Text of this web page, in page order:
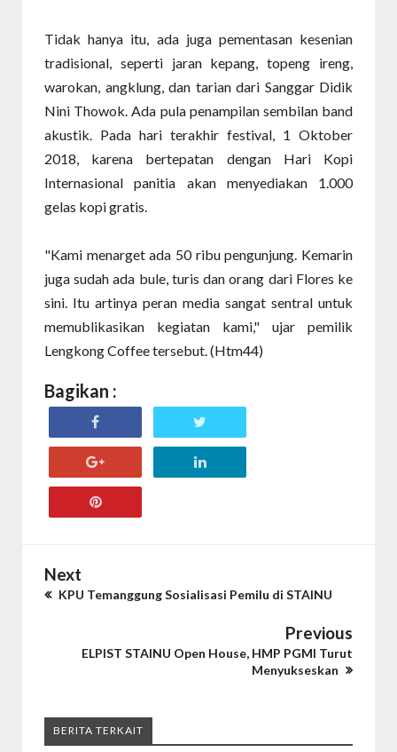
Tidak hanya itu, ada juga pementasan kesenian
tradisional, seperti jaran kepang, topeng ireng,
warokan, angklung, dan tarian dari Sanggar Didik
Nini Thowok. Ada pula penampilan sembilan band
akustik. Pada hari terakhir festival, 1 Oktober
2018, karena bertepatan dengan Hari Kopi
Internasional panitia akan menyediakan 1.000
gelas kopi gratis.
"Kami menarget ada 50 ribu pengunjung. Kemarin
juga sudah ada bule, turis dan orang dari Flores ke
sini. Itu artinya peran media sangat sentral untuk
memublikasikan kegiatan kami," ujar pemilik
Lengkong Coffee tersebut. (Htm44)
Bagikan :
Next
KPU Temanggung Sosialisasi Pemilu di STAINU
Previous
ELPIST STAINU Open House, HMP PGMI Turut
Menyukseskan
BERITA TERKAIT